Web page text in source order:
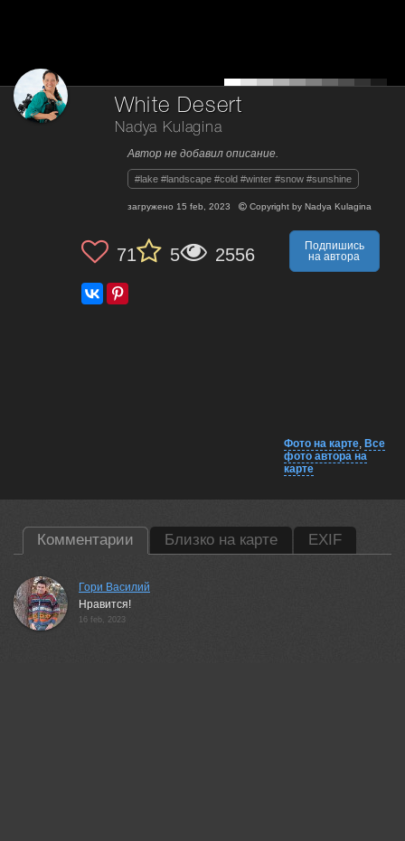
White Desert
Nadya Kulagina
Автор не добавил описание.
#lake #landscape #cold #winter #snow #sunshine
загружено 15 feb, 2023 Copyright by Nadya Kulagina
71 5 2556
Подпишись
на автора
Фото на карте, Все
фото автора на
карте
Комментарии Близко на карте EXIF
Гори Василий
Нравится!
16 feb, 2023